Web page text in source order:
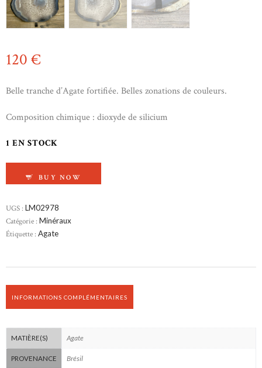
120 €
Belle tranche d’Agate fortifiée. Belles zonations de couleurs.
Composition chimique : dioxyde de silicium
1 EN STOCK
BUY NOW
UGS : LM02978
Catégorie : Minéraux
Étiquette : Agate
INFORMATIONS COMPLÉMENTAIRES
MATIÈRE(S) Agate
PROVENANCE Brésil